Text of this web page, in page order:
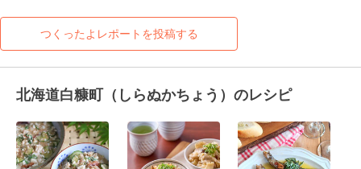
つくったよレポートを投稿する
北海道白糠町（しらぬかちょう）のレシピ